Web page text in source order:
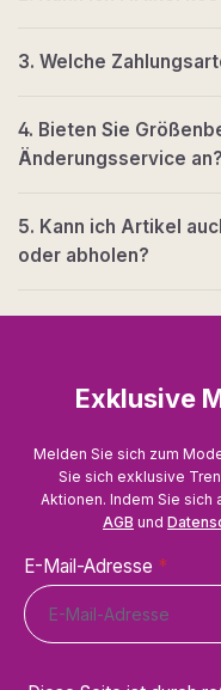
3. Welche
4. Bieten Sie
Änderungsservice an?
5. Kann ich Artikel
oder abholen?
Exklusive
Melden Sie sich zum
Sie sich exklusive
Aktionen. Indem Sie sich
AGB und
E-Mail-Adresse *